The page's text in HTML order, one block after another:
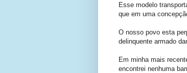
Esse modelo
que em uma
O nosso povo esta
delinquente armado
Em minha mais
encontrei nenhuma